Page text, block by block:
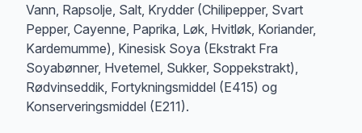
Vann, Rapsolje, Salt, Krydder (Chilipepper, Svart
Pepper, Cayenne, Paprika, Løk, Hvitløk, Koriander,
Kardemumme), Kinesisk Soya (Ekstrakt Fra
Soyabønner, Hvetemel, Sukker, Soppekstrakt),
Rødvinseddik, Fortykningsmiddel (E415) og
Konserveringsmiddel (E211).